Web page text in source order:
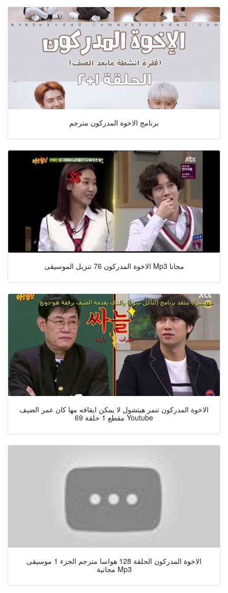
برنامج الاخوة المدركون مترجم
الاخوة المدركون 76 تنزيل الموسيقى Mp3 مجانا
الاخوة المدركون تنمر هيتشول لا يمكن ايقافه مها كان عمر الضيف
مقطع 1 حلقة 69 Youtube
الاخوة المدركون الحلقة 128 هواسا مترجم الجزء 1 موسيقى
مجانية Mp3